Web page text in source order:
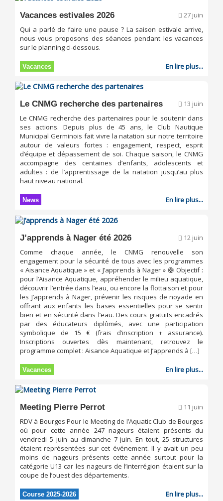
Vacances estivales 2026
27 juin
Qui a parlé de faire une pause ? La saison estivale arrive,
nous vous proposons des séances pendant les vacances
sur le planning ci-dessous.
Vacances En lire plus...
Le CNMG recherche des partenaires
13 juin
Le CNMG recherche des partenaires pour le soutenir dans
ses actions. Depuis plus de 45 ans, le Club Nautique
Municipal Germinois fait vivre la natation sur notre territoire
autour de valeurs fortes : engagement, respect, esprit
d’équipe et dépassement de soi. Chaque saison, le CNMG
accompagne des centaines d’enfants, adolescents et
adultes : de l’apprentissage de la natation jusqu’au plus
haut niveau national.
News En lire plus...
J’apprends à Nager été 2026
12 juin
Comme chaque année, le CNMG renouvelle son
engagement pour la sécurité de tous avec les programmes
« Aisance Aquatique » et « J’apprends à Nager » 🛟 Objectif :
pour l’Aisance Aquatique, appréhender le milieu aquatique,
découvrir l’entrée dans l’eau, ou encore la flottaison et pour
les J’apprends à Nager, prévenir les risques de noyade en
offrant aux enfants les bases essentielles pour se sentir
bien et en sécurité dans l’eau. Des cours gratuits encadrés
par des éducateurs diplômés, avec une participation
symbolique de 15 € (frais d’inscription + assurance).
Inscriptions ouvertes dès maintenant, retrouvez le
programme complet : Aisance Aquatique et J’apprends à […]
Vacances En lire plus...
Meeting Pierre Perrot
11 juin
RDV à Bourges Pour le Meeting de l’Aquatic Club de Bourges
où pour cette année 247 nageurs étaient présents du
vendredi 5 juin au dimanche 7 juin. En tout, 25 structures
étaient représentées sur cet événement. Il y avait un peu
moins de nageurs présents cette année surtout pour la
catégorie U13 car les nageurs de l’interrégion étaient sur la
coupe de l’ouest des départements.
Course 2025-2026 En lire plus...